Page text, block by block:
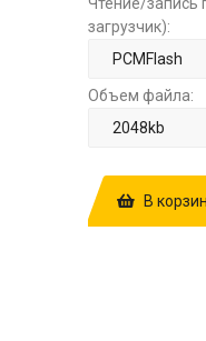
загрузчик):
Объем файла:
В